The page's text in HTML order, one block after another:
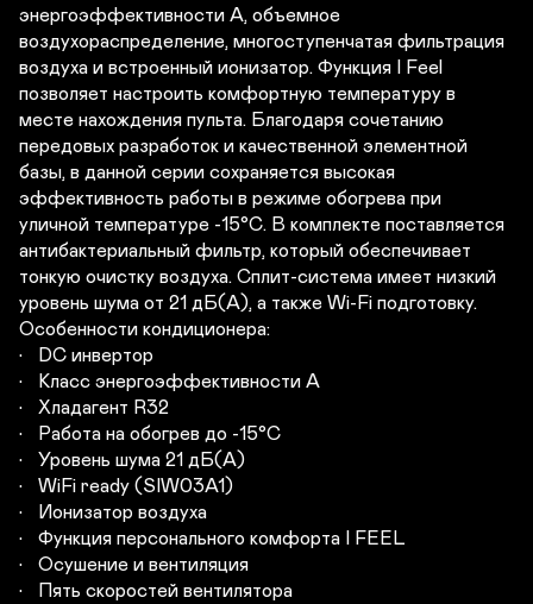
энергоэффективности А, объемное
воздухораспределение, многоступенчатая фильтрация
воздуха и встроенный ионизатор. Функция I Feel
позволяет настроить комфортную температуру в
месте нахождения пульта. Благодаря сочетанию
передовых разработок и качественной элементной
базы, в данной серии сохраняется высокая
эффективность работы в режиме обогрева при
уличной температуре -15°С. В комплекте поставляется
антибактериальный фильтр, который обеспечивает
тонкую очистку воздуха. Сплит-система имеет низкий
уровень шума от 21 дБ(А), а также Wi-Fi подготовку.
Особенности кондиционера:
•	DC инвертор
•	Класс энергоэффективности A
•	Хладагент R32
•	Работа на обогрев до -15°C
•	Уровень шума 21 дБ(А)
•	WiFi ready (SIW03A1)
•	Ионизатор воздуха
•	Функция персонального комфорта I FEEL
•	Осушение и вентиляция
•	Пять скоростей вентилятора